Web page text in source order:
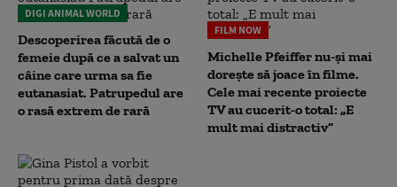
DIGI ANIMAL WORLD
Descoperirea făcută de o
femeie după ce a salvat un
câine care urma sa fie
eutanasiat. Patrupedul are
o rasă extrem de rară
FILM NOW
Michelle Pfeiffer nu-și mai
dorește să joace în filme.
Cele mai recente proiecte
TV au cucerit-o total: „E
mult mai distractiv”